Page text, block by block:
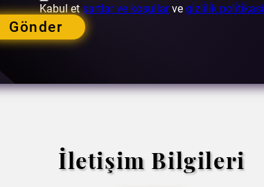
Kabul etşartlar ve koşullarve gi̇zli̇li̇k poli̇ti̇kasi
Gönder
İletişim Bilgileri